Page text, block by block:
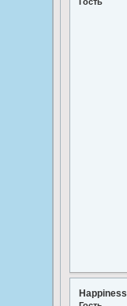
Happiness